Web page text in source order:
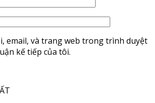
email, và trang web trong trình duyệt
kế tiếp của tôi.